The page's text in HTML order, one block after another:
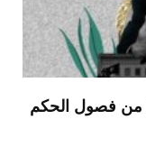
من فصول الحكم